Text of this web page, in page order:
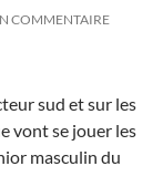
COMMENTAIRE
sud et sur les
vont se jouer les
masculin du